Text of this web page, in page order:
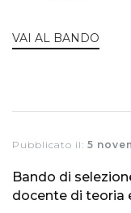
VAI AL BANDO
Pubblicato il: 5
Bando di
docente di teoria